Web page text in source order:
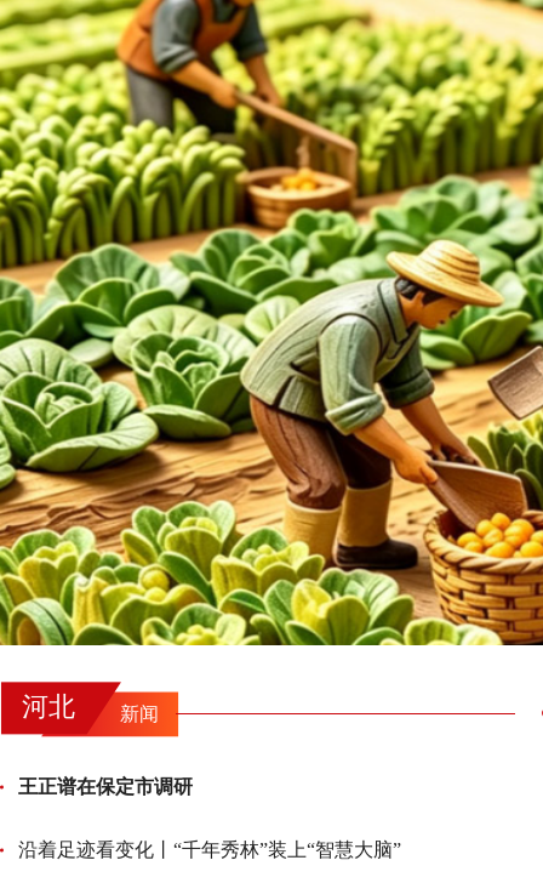
河北 新闻
王正谱在保定市调研
沿着足迹看变化丨“千年秀林”装上“智慧大脑”